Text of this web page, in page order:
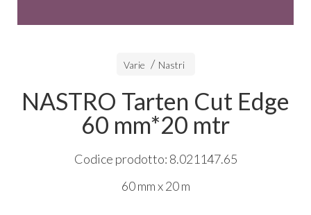
Varie Nastri
NASTRO Tarten Cut Edge
60 mm*20 mtr
Codice prodotto: 8.021147.65
60 mm x 20 m